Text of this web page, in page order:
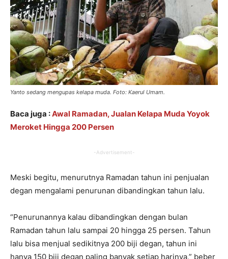
Yanto sedang mengupas kelapa muda. Foto: Kaerul Umam.
Baca juga :Awal Ramadan, Jualan Kelapa Muda Yoyok
Meroket Hingga 200 Persen
-Advertisement-
Meski begitu, menurutnya Ramadan tahun ini penjualan
degan mengalami penurunan dibandingkan tahun lalu.
“Penurunannya kalau dibandingkan dengan bulan
Ramadan tahun lalu sampai 20 hingga 25 persen. Tahun
lalu bisa menjual sedikitnya 200 biji degan, tahun ini
hanya 150 biji degan paling banyak setiap harinya,” beber